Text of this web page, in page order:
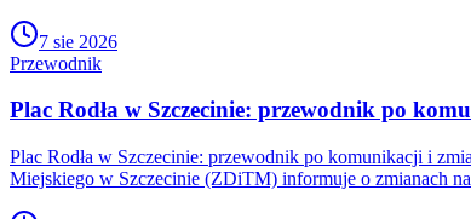
7 sie 2026
Przewodnik
Plac Rodła w Szczecinie: przewodnik po
Plac Rodła w Szczecinie: przewodnik po komunikacji i
Miejskiego w Szczecinie (ZDiTM) informuje o zmianach